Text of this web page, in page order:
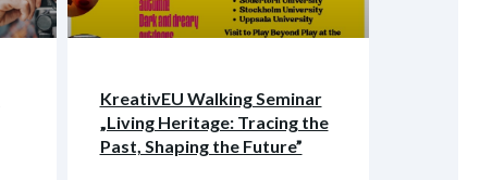
KreativEU Walking Seminar
„Living Heritage: Tracing the
Past, Shaping the Future”